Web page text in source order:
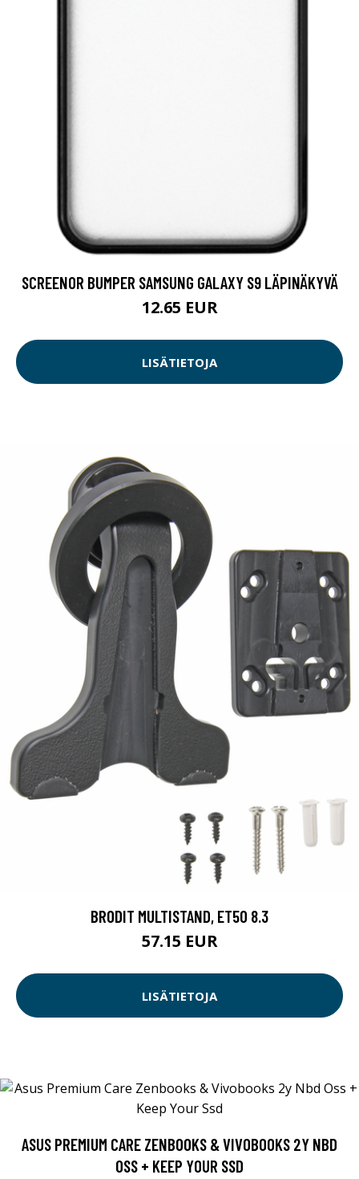
SCREENOR BUMPER SAMSUNG GALAXY S9 LÄPINÄKYVÄ
12.65 EUR
LISÄTIETOJA
BRODIT MULTISTAND, ET50 8.3
57.15 EUR
LISÄTIETOJA
ASUS PREMIUM CARE ZENBOOKS & VIVOBOOKS 2Y NBD
OSS + KEEP YOUR SSD